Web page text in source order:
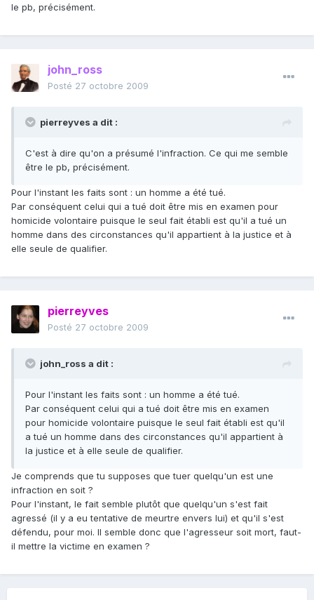
le pb, précisément.
john_ross
Posté 27 octobre 2009
pierreyves a dit :
C'est à dire qu'on a présumé l'infraction. Ce qui me semble
être le pb, précisément.
Pour l'instant les faits sont : un homme a été tué.
Par conséquent celui qui a tué doit être mis en examen pour
homicide volontaire puisque le seul fait établi est qu'il a tué un
homme dans des circonstances qu'il appartient à la justice et à
elle seule de qualifier.
pierreyves
Posté 27 octobre 2009
john_ross a dit :
Pour l'instant les faits sont : un homme a été tué.
Par conséquent celui qui a tué doit être mis en examen
pour homicide volontaire puisque le seul fait établi est qu'il
a tué un homme dans des circonstances qu'il appartient à
la justice et à elle seule de qualifier.
Je comprends que tu supposes que tuer quelqu'un est une
infraction en soit ?
Pour l'instant, le fait semble plutôt que quelqu'un s'est fait
agressé (il y a eu tentative de meurtre envers lui) et qu'il s'est
défendu, pour moi. Il semble donc que l'agresseur soit mort, faut-
il mettre la victime en examen ?